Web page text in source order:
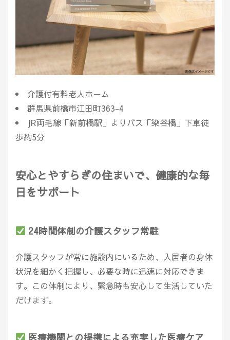
介護付有料老人ホーム
群馬県前橋市江田町363-4
JR両毛線「新前橋駅」よりバス「染谷橋」下車徒
歩約5分
安心とやすらぎの住まいで、健康的な毎
日をサポート
24時間体制の介護スタッフ常駐
介護スタッフが常に施設内にいるため、入居者の身体
状況を細かく把握し、必要な時に迅速に対応できま
す。この体制により、緊急時も安心して生活していた
だけます。
医療機関との提携による充実した医療ケア